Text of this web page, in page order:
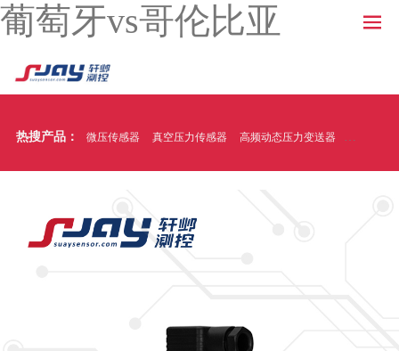
葡萄牙vs哥伦比亚
热搜产品： 微压传感器 真空压力传感器 高频动态压力变送器 温压一体